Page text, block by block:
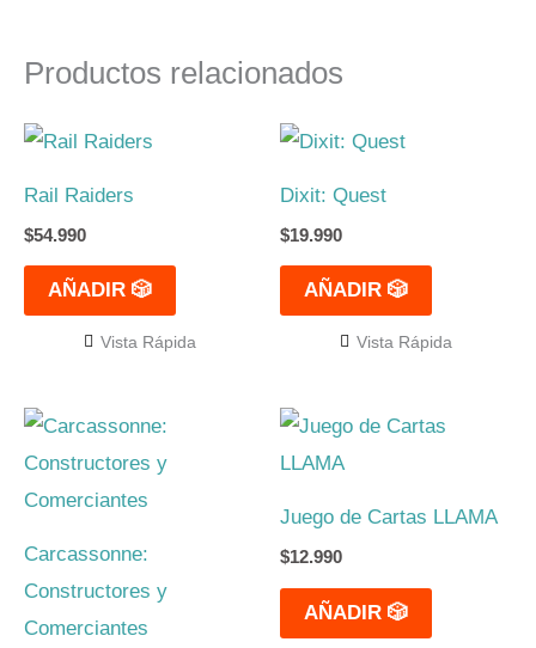
Productos relacionados
Rail Raiders
$54.990
AÑADIR 🎲
Vista Rápida
Dixit: Quest
$19.990
AÑADIR 🎲
Vista Rápida
Carcassonne:
Constructores y
Comerciantes
Juego de Cartas LLAMA
$12.990
AÑADIR 🎲